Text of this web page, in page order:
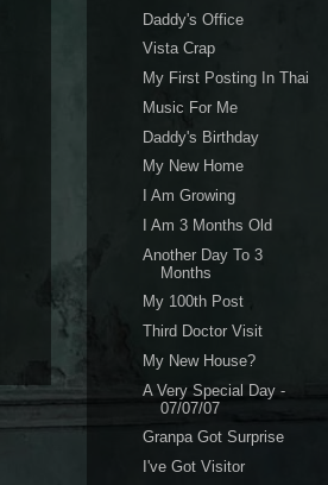
Daddy's Office
Vista Crap
My First Posting In Thai
Music For Me
Daddy's Birthday
My New Home
I Am Growing
I Am 3 Months Old
Another Day To 3
Months
My 100th Post
Third Doctor Visit
My New House?
A Very Special Day -
07/07/07
Granpa Got Surprise
I've Got Visitor